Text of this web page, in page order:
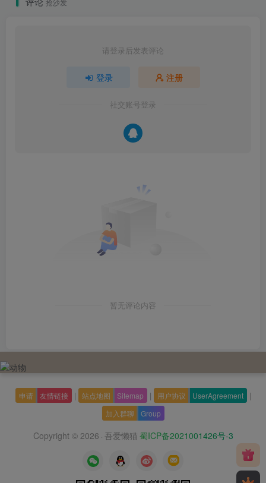
抢沙发
请登录后发表评论
登录 注册
社交账号登录
暂无评论内容
申请 友情链接 | 站点地图 Sitemap | 用户协议 UserAgreement |
加入群聊 Group
Copyright © 2026 · 吾爱懒猫 蜀ICP备2021001426号-3